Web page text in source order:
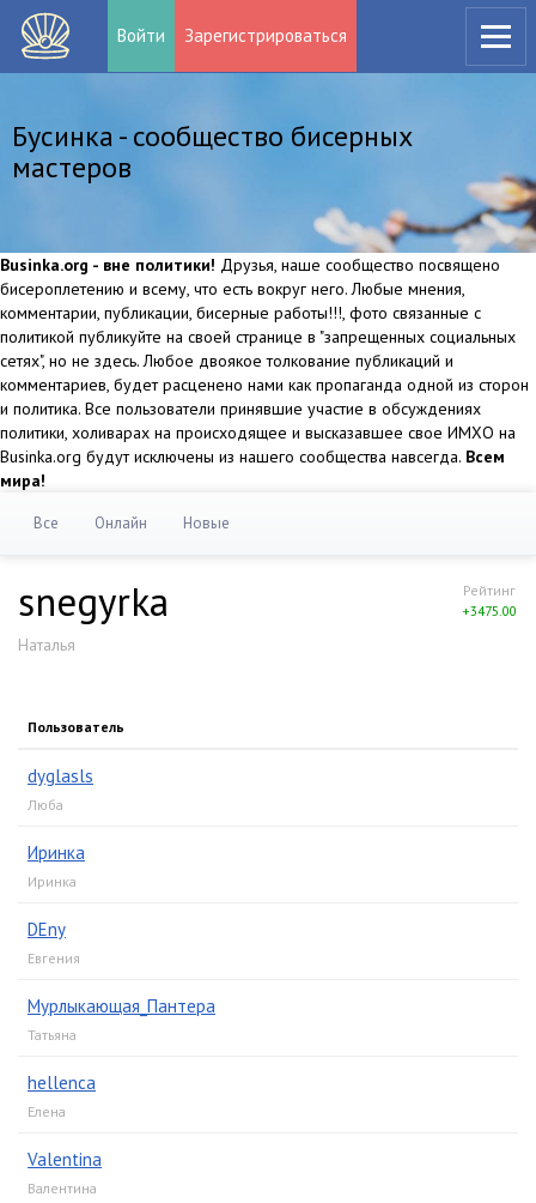
Войти Зарегистрироваться
Бусинка - сообщество бисерных
мастеров
Businka.org - вне политики! Друзья, наше сообщество посвящено
бисероплетению и всему, что есть вокруг него. Любые мнения,
комментарии, публикации, бисерные работы!!!, фото связанные с
политикой публикуйте на своей странице в "запрещенных социальных
сетях", но не здесь. Любое двоякое толкование публикаций и
комментариев, будет расценено нами как пропаганда одной из сторон
и политика. Все пользователи принявшие участие в обсуждениях
политики, холиварах на происходящее и высказавшее свое ИМХО на
Businka.org будут исключены из нашего сообщества навсегда. Всем
мира!
Все Онлайн Новые
Рейтинг
+3475.00
snegyrka
Наталья
Пользователь
dyglasls
Люба
Иринка
Иринка
DEny
Евгения
Мурлыкающая_Пантера
Татьяна
hellenca
Елена
Valentina
Валентина